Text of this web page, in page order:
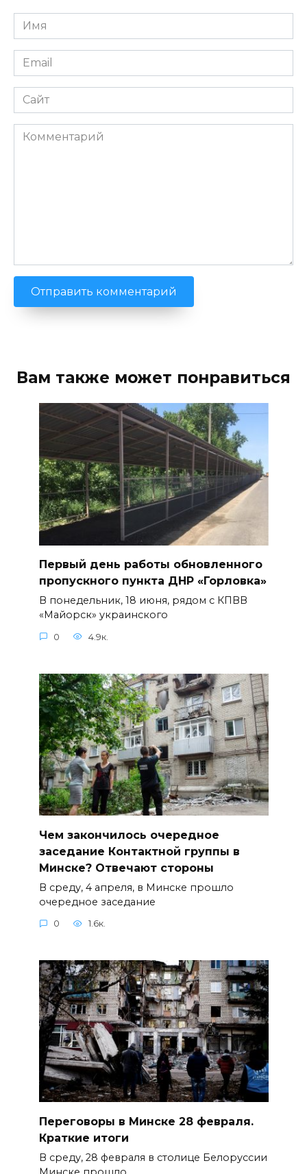
Имя
*
Email
*
Сайт
Комментарий
Вам также может понравиться
Первый день работы обновленного
пропускного пункта ДНР «Горловка»
В понедельник, 18 июня, рядом с КПВВ
«Майорск» украинского
0 4.9к.
Чем закончилось очередное
заседание Контактной группы в
Минске? Отвечают стороны
В среду, 4 апреля, в Минске прошло
очередное заседание
0 1.6к.
Переговоры в Минске 28 февраля.
Краткие итоги
В среду, 28 февраля в столице Белоруссии